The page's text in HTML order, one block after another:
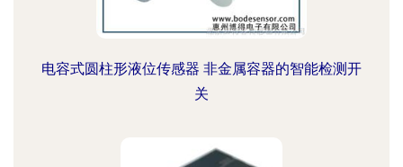
电容式圆柱形液位传感器 非金属容器的智能检测开
关